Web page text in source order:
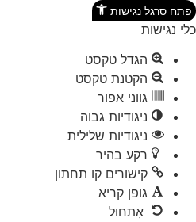
סרגל נגישות
נגישות
הגדל טקסט
הקטנת טקסט
גווני אפור
ניגודיות גבוה
ניגודיות שלילית
רקע בהיר
קישורים קו תחתון
גופן קריא